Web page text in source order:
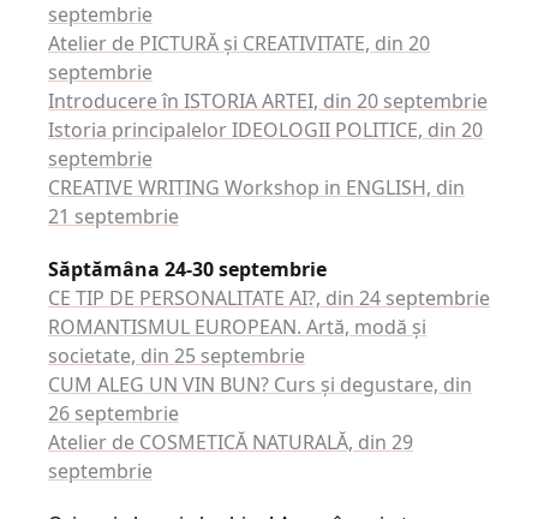
septembrie
Atelier de PICTURĂ şi CREATIVITATE, din 20
septembrie
Introducere în ISTORIA ARTEI, din 20 septembrie
Istoria principalelor IDEOLOGII POLITICE, din 20
septembrie
CREATIVE WRITING Workshop in ENGLISH, din
21 septembrie
Săptămâna 24-30 septembrie
CE TIP DE PERSONALITATE AI?, din 24 septembrie
ROMANTISMUL EUROPEAN. Artă, modă şi
societate, din 25 septembrie
CUM ALEG UN VIN BUN? Curs şi degustare, din
26 septembrie
Atelier de COSMETICĂ NATURALĂ, din 29
septembrie